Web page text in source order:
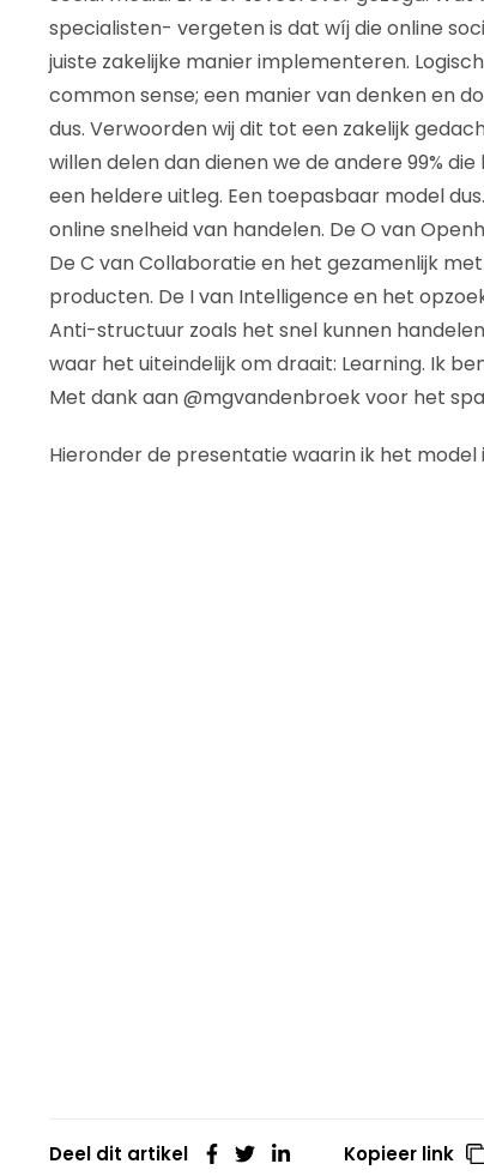
specialisten- vergeten is dat wíj die online
juiste zakelijke manier implementeren.
common sense; een manier van denken en
dus. Verwoorden wij dit tot een zakelijk
willen delen dan dienen we de andere 99%
een heldere uitleg. Een toepasbaar model dus.
online snelheid van handelen. De O van
De C van Collaboratie en het gezamenlijk
producten. De I van Intelligence en het
Anti-structuur zoals het snel kunnen
waar het uiteindelijk om draait: Learning. Ik
Met dank aan @mgvandenbroek voor het
Hieronder de presentatie waarin ik het model
Deel dit artikel Kopieer link